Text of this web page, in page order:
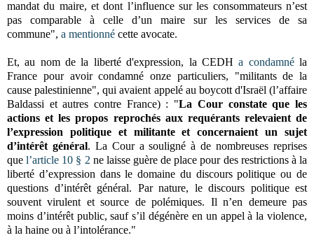
mandat du maire, et dont l’influence sur les consommateurs n’est
pas comparable à celle d’un maire sur les services de sa
commune", a mentionné cette avocate.
Et, au nom de la liberté d'expression, la CEDH a condamnéla
France pour avoir condamné onze particuliers, "militants de la
cause palestinienne", qui avaient appelé au boycott d'Israël (l’affaire
Baldassi et autres contre France) : "La Cour constate que les
actions et les propos reprochés aux requérants relevaient de
l’expression politique et militante et concernaient un sujet
d’intérêt général. La Cour a souligné à de nombreuses reprises
quel’article 10 § 2 ne laisse guère de place pour des restrictions à la
liberté d’expression dans le domaine du discours politique ou de
questions d’intérêt général. Par nature, le discours politique est
souvent virulent et source de polémiques. Il n’en demeure pas
moins d’intérêt public, sauf s’il dégénère en un appel à la violence,
à la haine ou à l’intolérance."